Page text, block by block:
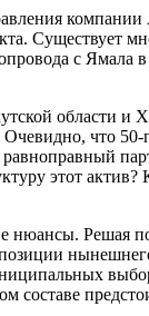
Существует
с Ямала
области и
Очевидно, что
этот актив?
нюансы. Решая